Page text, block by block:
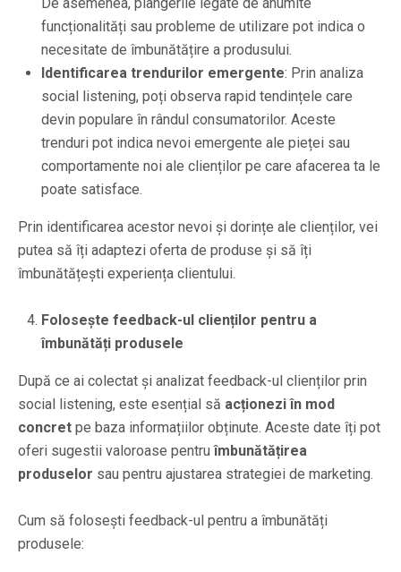
funcționalități sau probleme de utilizare pot indica o
necesitate de îmbunătățire a produsului.
Identificarea trendurilor emergente: Prin analiza
social listening, poți observa rapid tendințele care
devin populare în rândul consumatorilor. Aceste
trenduri pot indica nevoi emergente ale pieței sau
comportamente noi ale clienților pe care afacerea ta le
poate satisface.
Prin identificarea acestor nevoi și dorințe ale clienților, vei
putea să îți adaptezi oferta de produse și să îți
îmbunătățești experiența clientului.
Folosește feedback-ul clienților pentru a
îmbunătăți produsele
După ce ai colectat și analizat feedback-ul clienților prin
social listening, este esențial să acționezi în mod
concret pe baza informațiilor obținute. Aceste date îți pot
oferi sugestii valoroase pentruîmbunătățirea
produselor sau pentru ajustarea strategiei de marketing.
Cum să folosești feedback-ul pentru a îmbunătăți
produsele: